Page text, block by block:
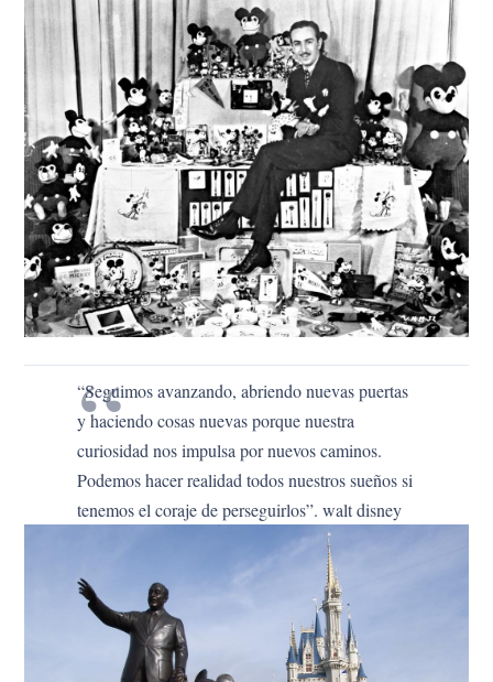
“Seguimos avanzando, abriendo nuevas puertas
y haciendo cosas nuevas porque nuestra
curiosidad nos impulsa por nuevos caminos.
Podemos hacer realidad todos nuestros sueños si
tenemos el coraje de perseguirlos”. walt disney